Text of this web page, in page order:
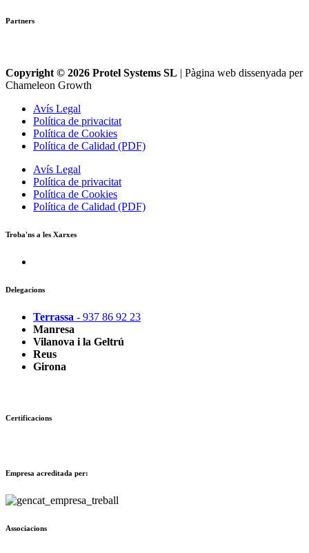
Partners
Copyright © 2026 Protel Systems SL | Pàgina web dissenyada per
Chameleon Growth
Avís Legal
Política de privacitat
Política de Cookies
Política de Calidad (PDF)
Avís Legal
Política de privacitat
Política de Cookies
Política de Calidad (PDF)
Troba'ns a les Xarxes
Delegacions
Terrassa - 937 86 92 23
Manresa
Vilanova i la Geltrú
Reus
Girona
Certificacions
Empresa acreditada per:
Associacions